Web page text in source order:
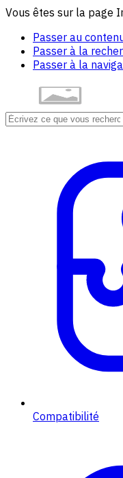
Vous êtes sur la page
Passer au
Passer à la
Passer à la
Compatibilité